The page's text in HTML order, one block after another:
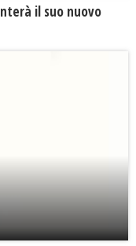
il suo nuovo